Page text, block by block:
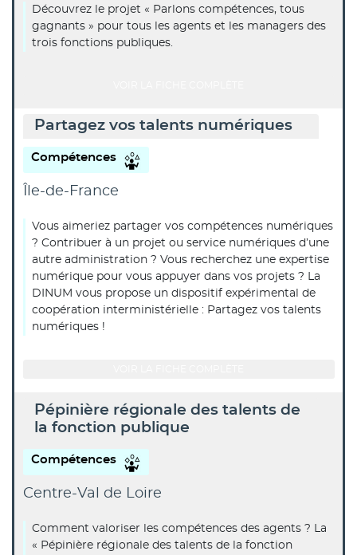
Découvrez le projet « Parlons compétences, tous
gagnants » pour tous les agents et les managers des
trois fonctions publiques.
Partagez vos talents numériques
Compétences
Île-de-France
Vous aimeriez partager vos compétences numériques
? Contribuer à un projet ou service numériques d’une
autre administration ? Vous recherchez une expertise
numérique pour vous appuyer dans vos projets ? La
DINUM vous propose un dispositif expérimental de
coopération interministérielle : Partagez vos talents
numériques !
Pépinière régionale des talents de
la fonction publique
Compétences
Centre-Val de Loire
Comment valoriser les compétences des agents ? La
« Pépinière régionale des talents de la fonction